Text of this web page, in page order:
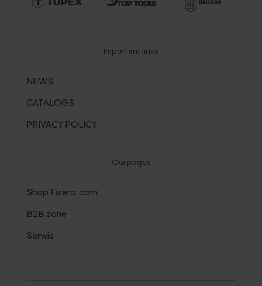
Important links
NEWS
CATALOGS
PRIVACY POLICY
Our pages
Shop Fixero.com
B2B zone
Serwis